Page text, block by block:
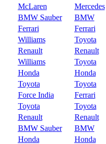
McLaren
Mercedes
BMW Sauber
BMW
Ferrari
Ferrari
Williams
Toyota
Renault
Renault
Williams
Toyota
Honda
Honda
Toyota
Toyota
Force India
Ferrari
Toyota
Toyota
Renault
Renault
BMW Sauber
BMW
Honda
Honda